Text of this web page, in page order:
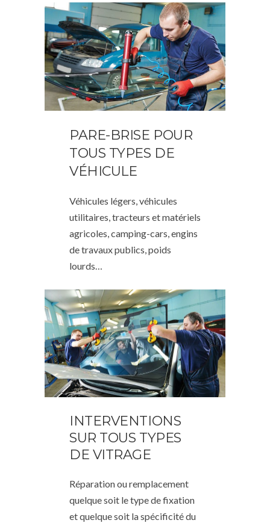
PARE-BRISE POUR
TOUS TYPES DE
VÉHICULE
Véhicules légers, véhicules
utilitaires, tracteurs et matériels
agricoles, camping-cars, engins
de travaux publics, poids
lourds…
INTERVENTIONS
SUR TOUS TYPES
DE VITRAGE
Réparation ou remplacement
quelque soit le type de fixation
et quelque soit la spécificité du